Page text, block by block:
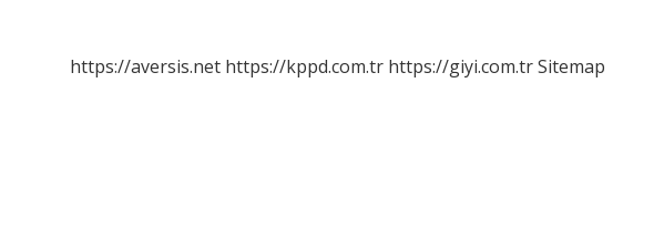
https://aversis.net https://kppd.com.tr https://giyi.com.trSitemap